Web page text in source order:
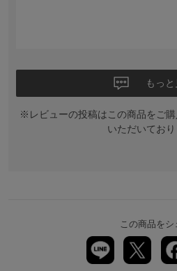
もっと
※レビューの投稿はこの商品をご
いただいており
この商品をシ